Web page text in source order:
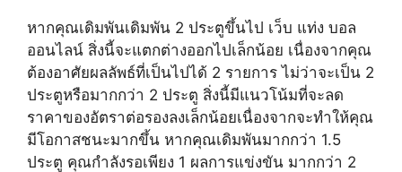
หากคุณเดิมพันเดิมพัน 2 ประตูขึ้นไป เว็บ แท่ง บอล
ออนไลน์ สิ่งนี้จะแตกต่างออกไปเล็กน้อย เนื่องจากคุณ
ต้องอาศัยผลลัพธ์ที่เป็นไปได้ 2 รายการ ไม่ว่าจะเป็น 2
ประตูหรือมากกว่า 2 ประตู สิ่งนี้มีแนวโน้มที่จะลด
ราคาของอัตราต่อรองลงเล็กน้อยเนื่องจากจะทำให้คุณ
มีโอกาสชนะมากขึ้น หากคุณเดิมพันมากกว่า 1.5
ประตู คุณกำลังรอเพียง 1 ผลการแข่งขัน มากกว่า 2